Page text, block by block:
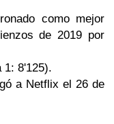
como mejor
de 2019 por
1: 8'125).
a Netflix el 26 de